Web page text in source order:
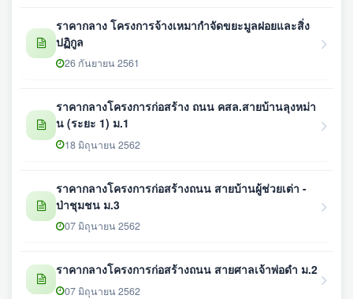
ราคากลาง โครงการจ้างเหมากำจัดขยะมูลฝอยและสิ่ง
ปฏิกูล
26 กันยายน 2561
ราคากลางโครงการก่อสร้าง ถนน คสล.สายบ้านลุงหม่า
น (ระยะ 1) ม.1
18 มิถุนายน 2562
ราคากลางโครงการก่อสร้างถนน สายบ้านผู้ช่วยเต่า -
ป่าชุมชน ม.3
07 มิถุนายน 2562
ราคากลางโครงการก่อสร้างถนน สายศาลเจ้าพ่อดำ ม.2
07 มิถุนายน 2562